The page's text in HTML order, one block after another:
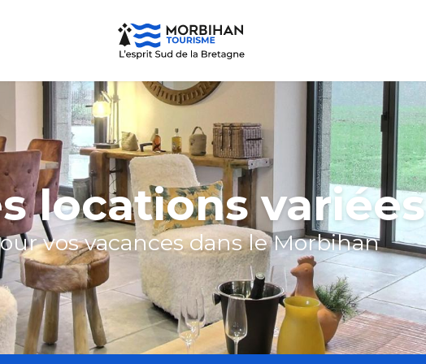
locations variées
vos vacances dans le Morbihan